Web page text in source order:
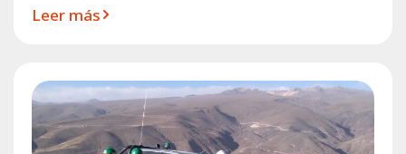
Leer más